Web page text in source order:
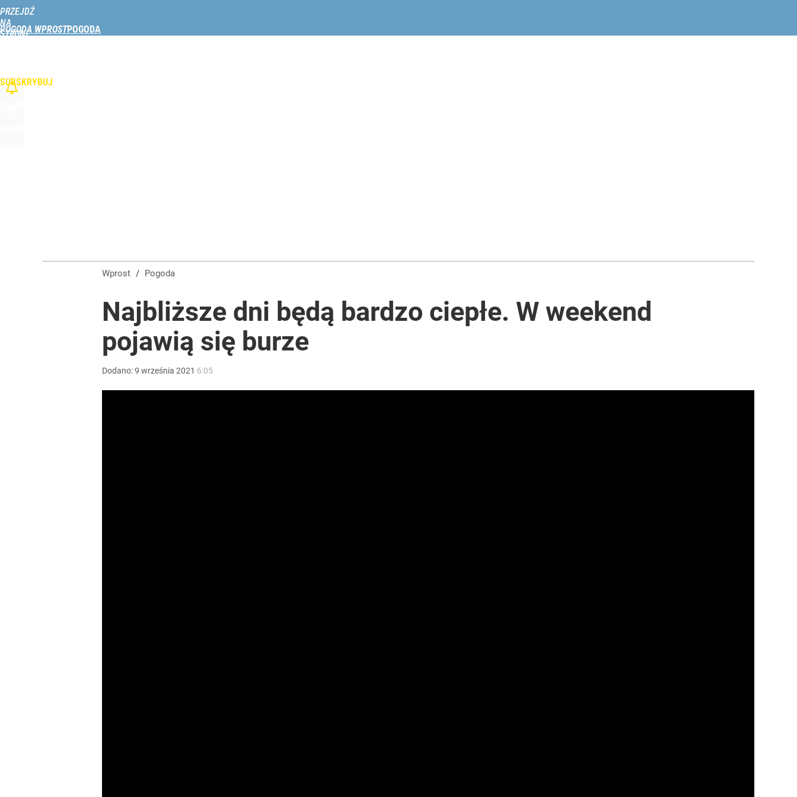
PRZEJDŹ
NA
STRONĘ
POGODA WPROST
SUBSKRYBUJ
Wprost / Pogoda
Najbliższe dni będą bardzo ciepłe. W weekend
pojawią się burze
Dodano:9 września 2021 6:05